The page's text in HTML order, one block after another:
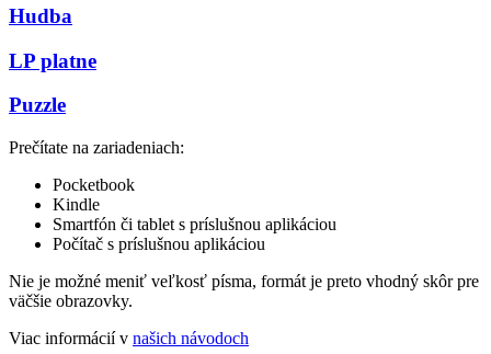
Hudba
LP platne
Puzzle
Prečítate na zariadeniach:
Pocketbook
Kindle
Smartfón či tablet s príslušnou aplikáciou
Počítač s príslušnou aplikáciou
Nie je možné meniť veľkosť písma, formát je preto vhodný skôr pre
väčšie obrazovky.
Viac informácií v našich návodoch